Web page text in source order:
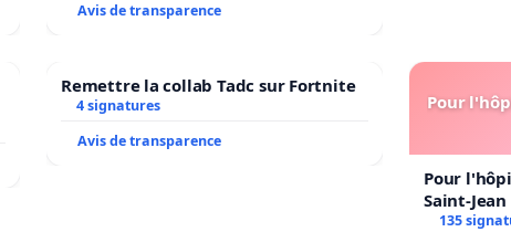
Avis de transparence
Remettre la collab Tadc sur Fortnite
4 signatures
Avis de transparence
Pour
Pour
Saint-Jean
135